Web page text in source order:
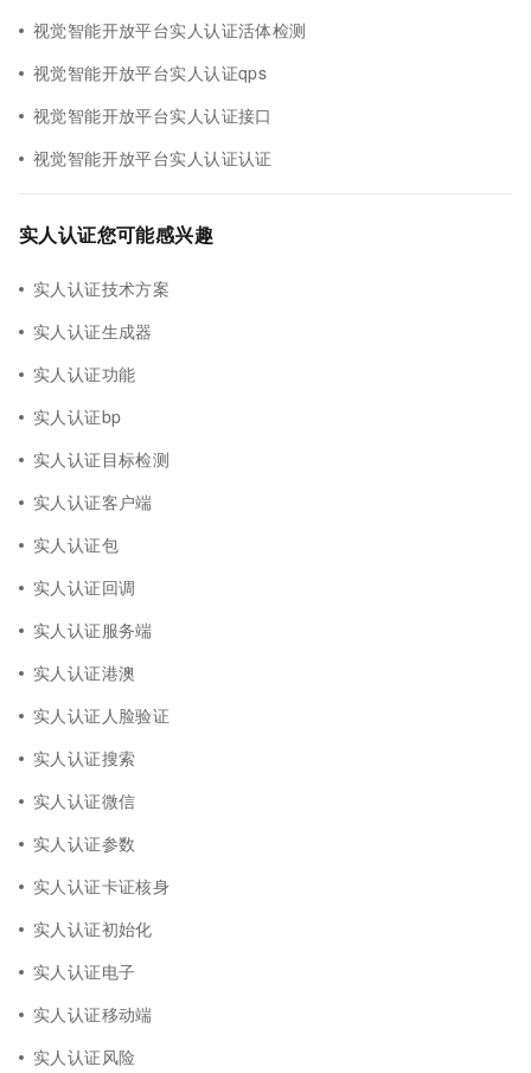
视觉智能开放平台实人认证活体检测
视觉智能开放平台实人认证qps
视觉智能开放平台实人认证接口
视觉智能开放平台实人认证认证
实人认证您可能感兴趣
实人认证技术方案
实人认证生成器
实人认证功能
实人认证bp
实人认证目标检测
实人认证客户端
实人认证包
实人认证回调
实人认证服务端
实人认证港澳
实人认证人脸验证
实人认证搜索
实人认证微信
实人认证参数
实人认证卡证核身
实人认证初始化
实人认证电子
实人认证移动端
实人认证风险